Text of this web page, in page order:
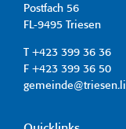
Postfach 56
FL-9495 Triesen
T +423 399 36 36
F +423 399 36 50
gemeinde@triesen.li